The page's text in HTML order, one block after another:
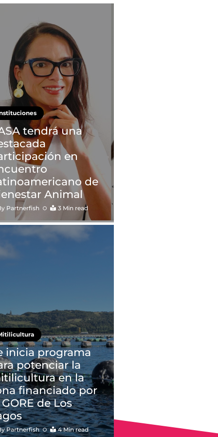
tendrá una
en
de
Animal
Partnerfish 3 Min read
inicia programa
potenciar la
en la
financiado por
de Los
Partnerfish 4 Min read